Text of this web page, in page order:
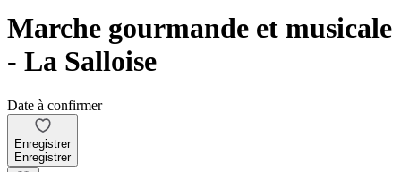
Marche gourmande et musicale
- La Salloise
Date à confirmer
Enregistrer
Enregistrer